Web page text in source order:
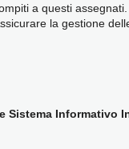
a questi assegnati.
la gestione
Sistema Informativo